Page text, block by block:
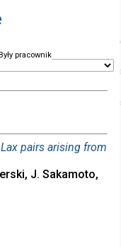
pracownik
pairs arising from
J. Sakamoto,